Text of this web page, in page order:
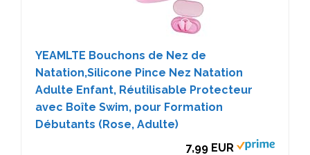
YEAMLTE Bouchons de Nez de
Natation,Silicone Pince Nez Natation
Adulte Enfant, Réutilisable Protecteur
avec Boîte Swim, pour Formation
Débutants (Rose, Adulte)
7,99 EUR